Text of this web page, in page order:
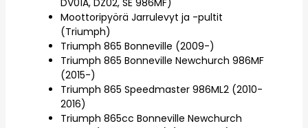
Moottoripyörä Jarrulevyt ja -pultit
(Triumph)
Triumph 865 Bonneville (2009-)
Triumph 865 Bonneville Newchurch 986MF
(2015-)
Triumph 865 Speedmaster 986ML2 (2010-
2016)
Triumph 865cc Bonneville Newchurch